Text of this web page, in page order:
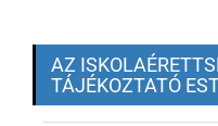
AZ
TÁJÉKOZTATÓ